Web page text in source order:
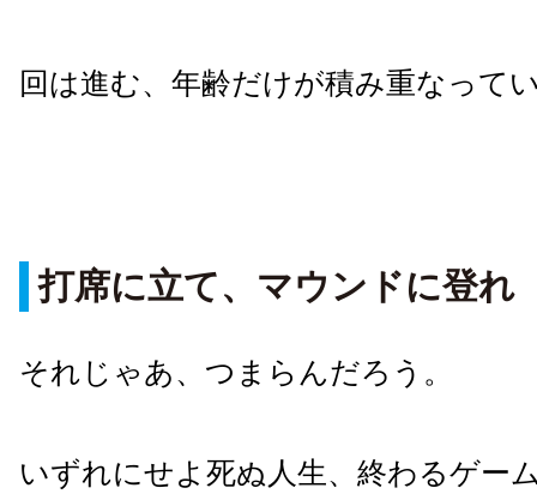
回は進む、年齢だけが積み重なって
打席に立て、マウンドに登れ
それじゃあ、つまらんだろう。
いずれにせよ死ぬ人生、終わるゲー